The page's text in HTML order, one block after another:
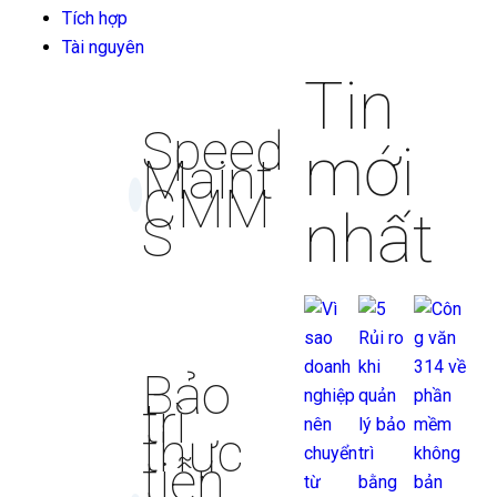
Tích hợp
Tài nguyên
Speed
Maint
CMM
S
Bảo
trì
thực
tiễn
Tin
mới
nhất